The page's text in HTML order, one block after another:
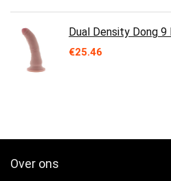
Dual Density Dong 9
€25.46
Over ons